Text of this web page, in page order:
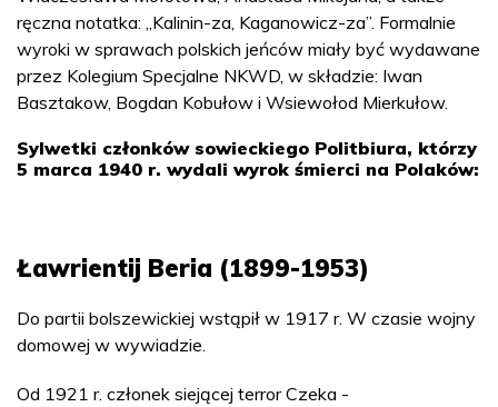
ręczna notatka: „Kalinin-za, Kaganowicz-za”. Formalnie
wyroki w sprawach polskich jeńców miały być wydawane
przez Kolegium Specjalne NKWD, w składzie: Iwan
Basztakow, Bogdan Kobułow i Wsiewołod Mierkułow.
Sylwetki członków sowieckiego Politbiura, którzy
5 marca 1940 r. wydali wyrok śmierci na Polaków:
Ławrientij Beria (1899-1953)
Do partii bolszewickiej wstąpił w 1917 r. W czasie wojny
domowej w wywiadzie.
Od 1921 r. członek siejącej terror Czeka -